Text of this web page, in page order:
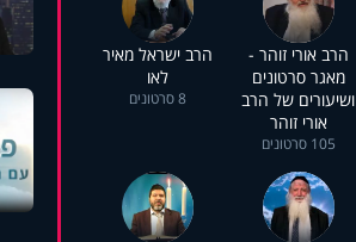
הרב אורי זוהר -
מאגר סרטונים
ושיעורים של הרב
אורי זוהר
105 סרטונים
הרב ישראל מאיר
לאו
8 סרטונים